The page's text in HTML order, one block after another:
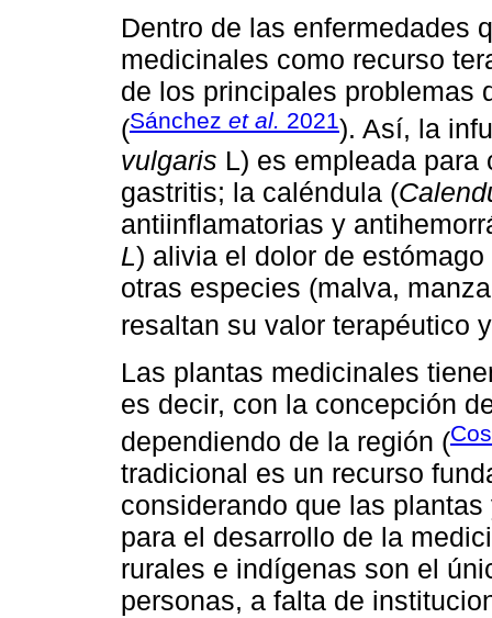
Dentro de las enfermedades
medicinales como recurso
de los principales problemas
(Sánchez et al. 2021). Así, la
vulgaris L) es empleada
gastritis; la caléndula (
antiinflamatorias y
L) alivia el dolor de
otras especies (malva,
resaltan su valor terapéutico
Las plantas medicinales
es decir, con la concepción
dependiendo de la región (
tradicional es un recurso
considerando que las
para el desarrollo de la
rurales e indígenas son el
personas, a falta de